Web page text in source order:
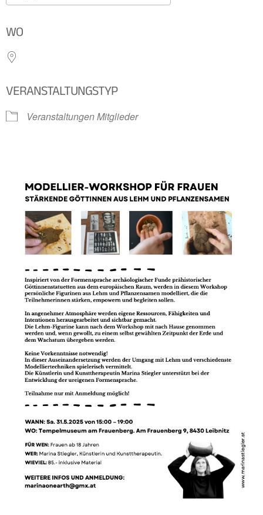
WO
VERANSTALTUNGSTYP
Veranstaltungen Mitglieder